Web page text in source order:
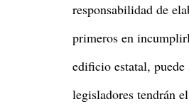
responsabilidad de
primeros en
edificio estatal,
legisladores tendrán